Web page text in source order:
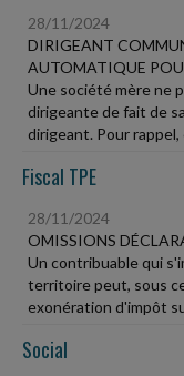
28/11/2024
DIRIGEANT
AUTOMATIQUE
Une société mère ne
dirigeante de fait de
dirigeant. Pour rappel,
Fiscal TPE
28/11/2024
OMISSIONS
Un contribuable qui
territoire peut, sous
exonération d'impôt
Social